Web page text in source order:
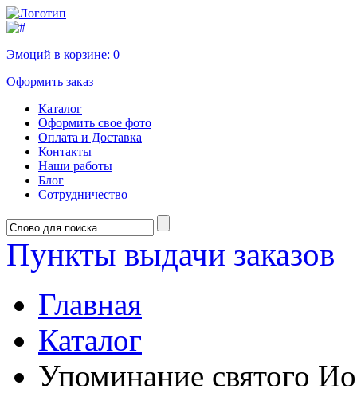
Эмоций в корзине: 0
Оформить заказ
Каталог
Оформить свое фото
Оплата и Доставка
Контакты
Наши работы
Блог
Сотрудничество
Пункты выдачи заказов
Главная
Каталог
Упоминание святого